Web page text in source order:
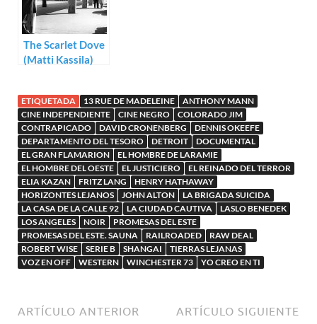
The Scarlet Dove
(Matti Kassila)
ETIQUETADA 13 RUE DE MADELEINE
ANTHONY MANN
CINE INDEPENDIENTE
CINE NEGRO
COLORADO JIM
CONTRAPICADO
DAVID CRONENBERG
DENNIS OKEEFE
DEPARTAMENTO DEL TESORO
DETROIT
DOCUMENTAL
EL GRAN FLAMARION
EL HOMBRE DE LARAMIE
EL HOMBRE DEL OESTE
EL JUSTICIERO
EL REINADO DEL TERROR
ELIA KAZAN
FRITZ LANG
HENRY HATHAWAY
HORIZONTES LEJANOS
JOHN ALTON
LA BRIGADA SUICIDA
LA CASA DE LA CALLE 92
LA CIUDAD CAUTIVA
LASLO BENEDEK
LOS ANGELES
NOIR
PROMESAS DEL ESTE
PROMESAS DEL ESTE. SAUNA
RAILROADED
RAW DEAL
ROBERT WISE
SERIE B SHANGAI
TIERRAS LEJANAS
VOZ EN OFF
WESTERN WINCHESTER 73 YO CREO EN TI
ARTÍCULO ANTERIOR ARTÍCULO SIGUIENTE